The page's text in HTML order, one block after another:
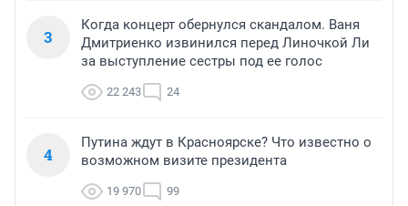
3
Когда концерт обернулся скандалом. Ваня
Дмитриенко извинился перед Линочкой Ли
за выступление сестры под ее голос
22 243 24
4
Путина ждут в Красноярске? Что известно о
возможном визите президента
19 970 99